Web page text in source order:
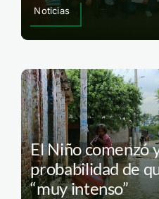
Noticias
El Niño comenzó
probabilidad de
“muy intenso”